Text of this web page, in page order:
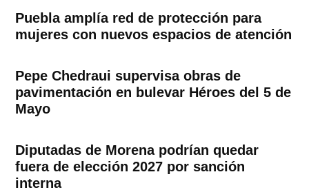
Puebla amplía red de protección para
mujeres con nuevos espacios de atención
Pepe Chedraui supervisa obras de
pavimentación en bulevar Héroes del 5 de
Mayo
Diputadas de Morena podrían quedar
fuera de elección 2027 por sanción
interna